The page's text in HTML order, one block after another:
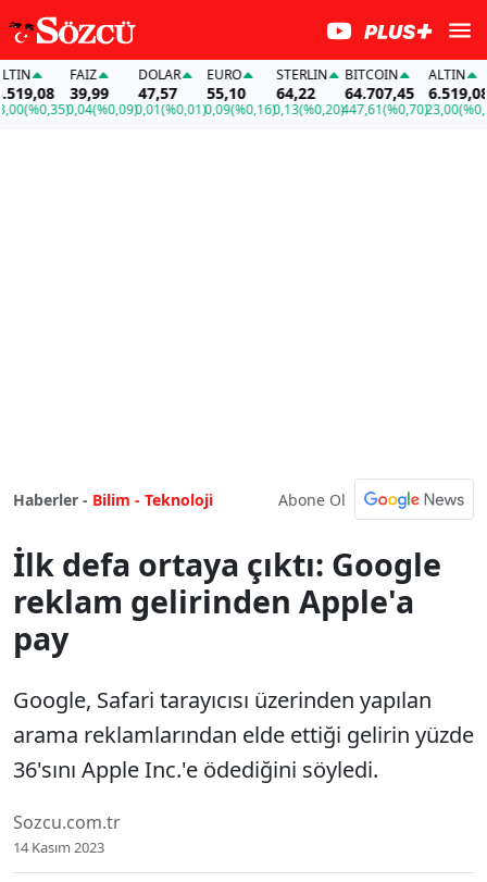
(%0,35)
FAİZ
39,99
0,04(%0,09)
DOLAR
47,57
0,01(%0,01)
EURO
55,10
0,09(%0,16)
STERLIN
64,22
0,13(%0,20)
BITCOIN
64.707,45
447,61(%0,70)
ALTIN
6.519,08
23,00
Haberler - Bilim - Teknoloji Abone Ol
İlk defa ortaya çıktı: Google
reklam gelirinden Apple'a
pay
Google, Safari tarayıcısı üzerinden yapılan
arama reklamlarından elde ettiği gelirin yüzde
36'sını Apple Inc.'e ödediğini söyledi.
Sozcu.com.tr
14 Kasım 2023